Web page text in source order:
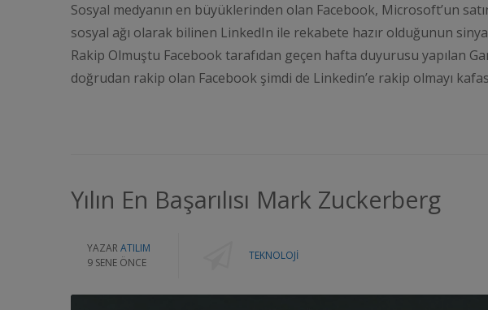
Sosyal medyanın en büyüklerinden olan Facebook, Microsoft’un
sosyal ağı olarak bilinen LinkedIn ile rekabete hazır olduğunun
Rakip Olmuştu Facebook tarafıdan geçen hafta duyurusu yapılan
doğrudan rakip olan Facebook şimdi de Linkedin’e rakip olmayı
Yılın En Başarılısı Mark Zuckerberg
YAZAR ATILIM
9 SENE ÖNCE
TEKNOLOJI